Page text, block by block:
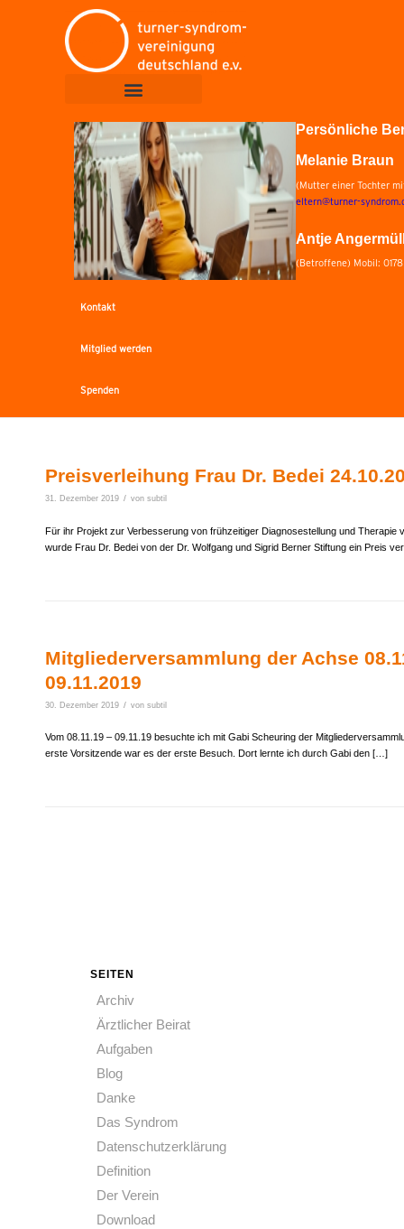
Persönliche
Melanie Braun
(Mutter einer Tochter
eltern@turner-
Antje
(Betroffene) Mobil:
Kontakt
Mitglied werden
Spenden
Preisverleihung Frau Dr. Bedei
31. Dezember 2019 / von subtil
Für ihr Projekt zur Verbesserung von frühzeitiger Diagnosestellung und Therapie
wurde Frau Dr. Bedei von der Dr. Wolfgang und Sigrid Berner Stiftung ein Preis
Mitgliederversammlung der Achse
09.11.2019
30. Dezember 2019 / von subtil
Vom 08.11.19 – 09.11.19 besuchte ich mit Gabi Scheuring der
erste Vorsitzende war es der erste Besuch. Dort lernte ich durch Gabi den […]
SEITEN
Archiv
Ärztlicher Beirat
Aufgaben
Blog
Danke
Das Syndrom
Datenschutzerklärung
Definition
Der Verein
Download